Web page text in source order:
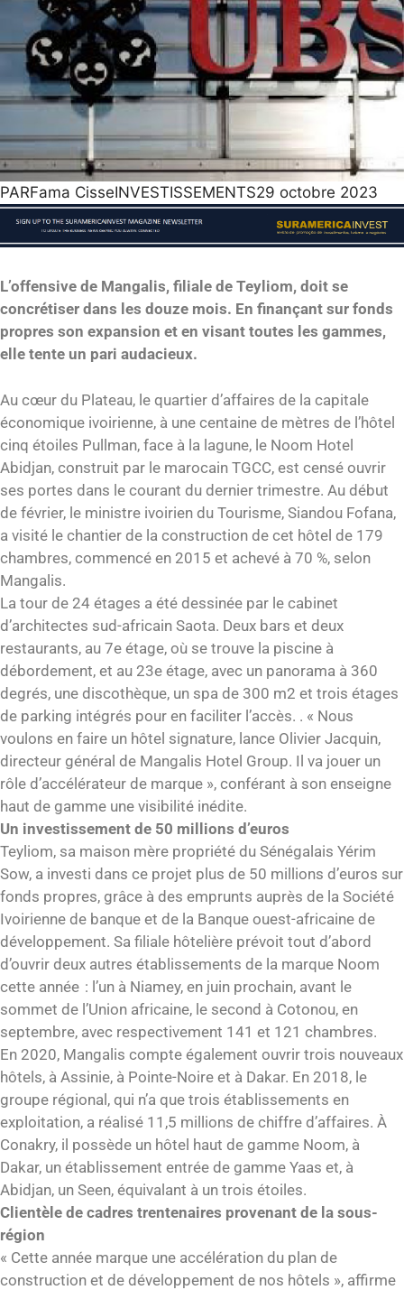
PARFama CisseINVESTISSEMENTS29 octobre 2023
L’offensive de Mangalis, filiale de Teyliom, doit se
concrétiser dans les douze mois. En finançant sur fonds
propres son expansion et en visant toutes les gammes,
elle tente un pari audacieux.
Au cœur du Plateau, le quartier d’affaires de la capitale
économique ivoirienne, à une centaine de mètres de l’hôtel
cinq étoiles Pullman, face à la lagune, le Noom Hotel
Abidjan, construit par le marocain TGCC, est censé ouvrir
ses portes dans le courant du dernier trimestre. Au début
de février, le ministre ivoirien du Tourisme, Siandou Fofana,
a visité le chantier de la construction de cet hôtel de 179
chambres, commencé en 2015 et achevé à 70 %, selon
Mangalis.
La tour de 24 étages a été dessinée par le cabinet
d’architectes sud-africain Saota. Deux bars et deux
restaurants, au 7e étage, où se trouve la piscine à
débordement, et au 23e étage, avec un panorama à 360
degrés, une discothèque, un spa de 300 m2 et trois étages
de parking intégrés pour en faciliter l’accès. . « Nous
voulons en faire un hôtel signature, lance Olivier Jacquin,
directeur général de Mangalis Hotel Group. Il va jouer un
rôle d’accélérateur de marque », conférant à son enseigne
haut de gamme une visibilité inédite.
Un investissement de 50 millions d’euros
Teyliom, sa maison mère propriété du Sénégalais Yérim
Sow, a investi dans ce projet plus de 50 millions d’euros sur
fonds propres, grâce à des emprunts auprès de la Société
Ivoirienne de banque et de la Banque ouest-africaine de
développement. Sa filiale hôtelière prévoit tout d’abord
d’ouvrir deux autres établissements de la marque Noom
cette année : l’un à Niamey, en juin prochain, avant le
sommet de l’Union africaine, le second à Cotonou, en
septembre, avec respectivement 141 et 121 chambres.
En 2020, Mangalis compte également ouvrir trois nouveaux
hôtels, à Assinie, à Pointe-Noire et à Dakar. En 2018, le
groupe régional, qui n’a que trois établissements en
exploitation, a réalisé 11,5 millions de chiffre d’affaires. À
Conakry, il possède un hôtel haut de gamme Noom, à
Dakar, un établissement entrée de gamme Yaas et, à
Abidjan, un Seen, équivalant à un trois étoiles.
Clientèle de cadres trentenaires provenant de la sous-
région
« Cette année marque une accélération du plan de
construction et de développement de nos hôtels », affirme